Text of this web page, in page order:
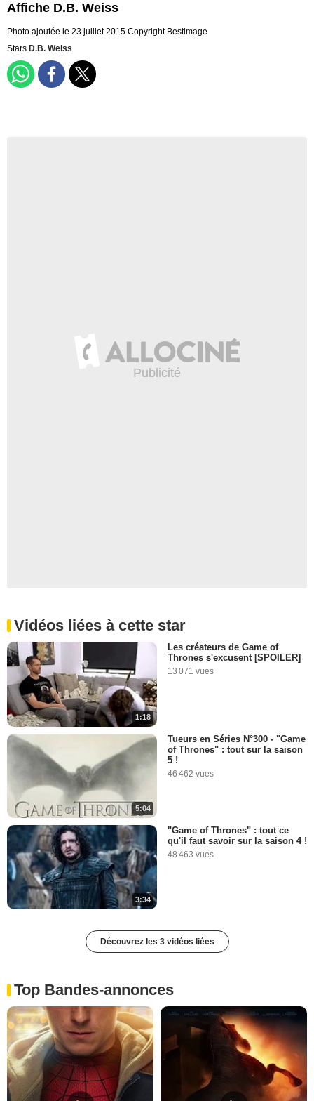
Affiche D.B. Weiss
Photo ajoutée le 23 juillet 2015 Copyright Bestimage
Stars D.B. Weiss
Vidéos liées à cette star
1:18
Les créateurs de Game of
Thrones s'excusent [SPOILER]
13 071 vues
5:04
Tueurs en Séries N°300 - "Game
of Thrones" : tout sur la saison
5 !
46 462 vues
3:34
"Game of Thrones" : tout ce
qu'il faut savoir sur la saison 4 !
48 463 vues
Découvrez les 3 vidéos liées
Top Bandes-annonces